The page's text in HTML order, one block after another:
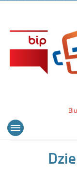
Menu
główne
Otwórz